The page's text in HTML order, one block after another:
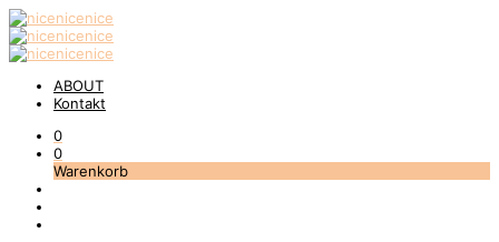
ABOUT
Kontakt
0
0
Warenkorb